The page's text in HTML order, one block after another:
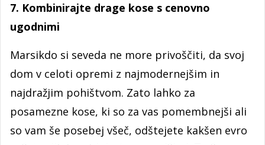
7. Kombinirajte drage kose s cenovno
ugodnimi
Marsikdo si seveda ne more privoščiti, da svoj
dom v celoti opremi z najmodernejšim in
najdražjim pohištvom. Zato lahko za
posamezne kose, ki so za vas pomembnejši ali
so vam še posebej všeč, odštejete kakšen evro